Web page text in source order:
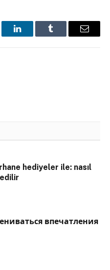
LinkedInTumblr Email
hediyeler ile: nasıl
впечатления